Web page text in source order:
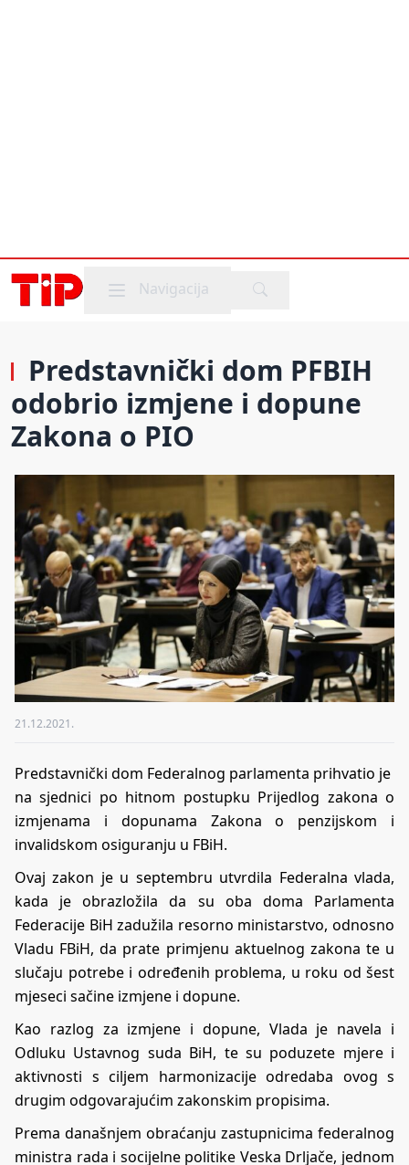
Mobile menu
Navigacija
Predstavnički dom PFBIH
odobrio izmjene i dopune
Zakona o PIO
21.12.2021.
Predstavnički dom Federalnog parlamenta prihvatio je
na sjednici po hitnom postupku Prijedlog zakona o
izmjenama i dopunama Zakona o penzijskom i
invalidskom osiguranju u FBiH.
Ovaj zakon je u septembru utvrdila Federalna vlada,
kada je obrazložila da su oba doma Parlamenta
Federacije BiH zadužila resorno ministarstvo, odnosno
Vladu FBiH, da prate primjenu aktuelnog zakona te u
slučaju potrebe i određenih problema, u roku od šest
mjeseci sačine izmjene i dopune.
Kao razlog za izmjene i dopune, Vlada je navela i
Odluku Ustavnog suda BiH, te su poduzete mjere i
aktivnosti s ciljem harmonizacije odredaba ovog s
drugim odgovarajućim zakonskim propisima.
Prema današnjem obraćanju zastupnicima federalnog
ministra rada i socijelne politike Veska Drljače, jednom